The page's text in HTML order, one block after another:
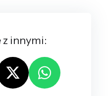
z innymi: